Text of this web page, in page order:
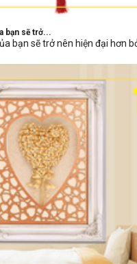
bạn sẽ trở...
bạn sẽ trở nên hiện đại hơn